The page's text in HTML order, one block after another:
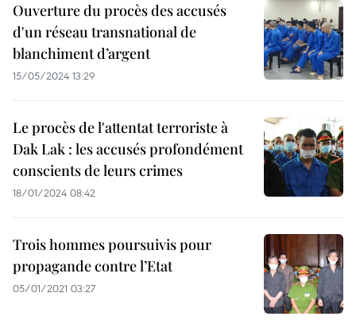
Ouverture du procès des accusés
d'un réseau transnational de
blanchiment d’argent
15/05/2024 13:29
Le procès de l'attentat terroriste à
Dak Lak : les accusés profondément
conscients de leurs crimes
18/01/2024 08:42
Trois hommes poursuivis pour
propagande contre l’Etat
05/01/2021 03:27